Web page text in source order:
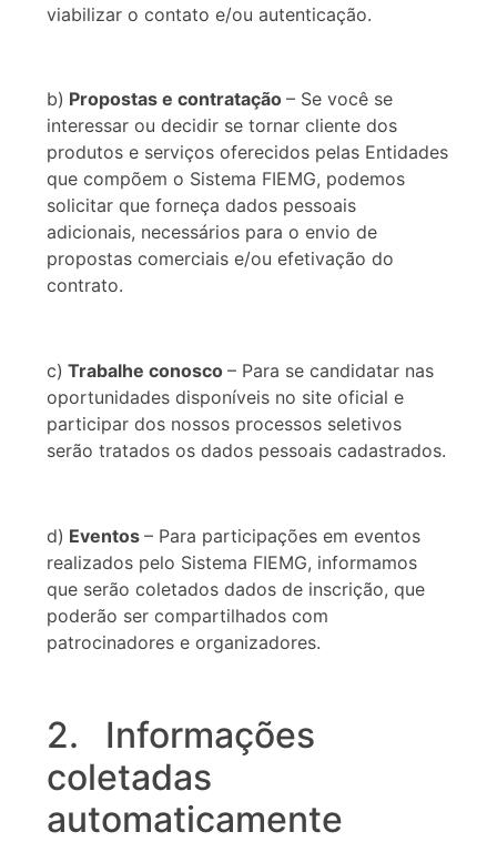
viabilizar o contato e/ou autenticação.
b) Propostas e contratação– Se você se
interessar ou decidir se tornar cliente dos
produtos e serviços oferecidos pelas Entidades
que compõem o Sistema FIEMG, podemos
solicitar que forneça dados pessoais
adicionais, necessários para o envio de
propostas comerciais e/ou efetivação do
contrato.
c) Trabalhe conosco– Para se candidatar nas
oportunidades disponíveis no site oficial e
participar dos nossos processos seletivos
serão tratados os dados pessoais cadastrados.
d) Eventos– Para participações em eventos
realizados pelo Sistema FIEMG, informamos
que serão coletados dados de inscrição, que
poderão ser compartilhados com
patrocinadores e organizadores.
2. Informações
coletadas
automaticamente